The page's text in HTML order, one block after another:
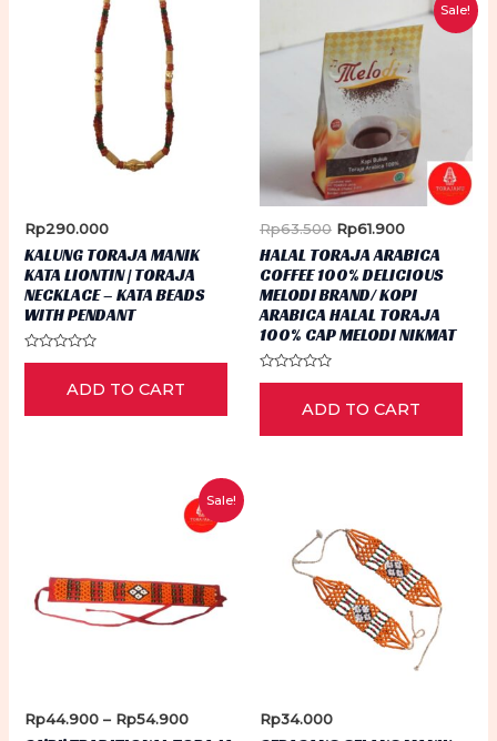
Rp290.000
KALUNG TORAJA MANIK
KATA LIONTIN | TORAJA
NECKLACE – KATA BEADS
WITH PENDANT
Rated
5
ADD TO CART
Sale!
Rp63.500 Original
price
was:
Rp63.500.
Rp61.900Current
price
is:
Rp61.900.
HALAL TORAJA ARABICA
COFFEE 100% DELICIOUS
MELODI BRAND/ KOPI
ARABICA HALAL TORAJA
100% CAP MELODI NIKMAT
Rated
5
ADD TO CART
Sale!
Rp44.900 – Rp54.900Price
range:
Rp34.000